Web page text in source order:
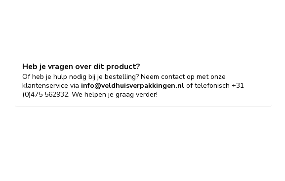
Heb je vragen over dit product?
Of heb je hulp nodig bij je bestelling? Neem contact op met onze
klantenservice via info@veldhuisverpakkingen.nl of telefonisch +31
(0)475 562932. We helpen je graag verder!